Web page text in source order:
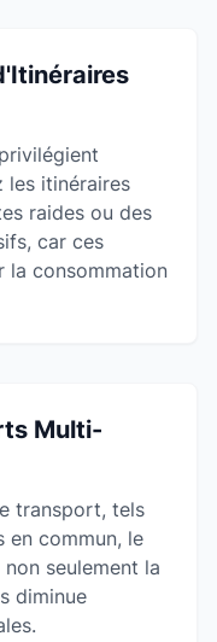
les itinéraires
raides ou des
car ces
la consommation
Multi-
transport, tels
en commun, le
seulement la
diminue